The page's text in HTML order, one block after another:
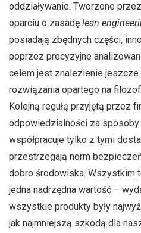
oddziaływanie. Tworzone
oparciu o zasadę lean
posiadają zbędnych części,
poprzez precyzyjne
celem jest znalezienie
rozwiązania opartego na
Kolejną regułą przyjętą przez
odpowiedzialności za
współpracuje tylko z tymi
przestrzegają norm
dobro środowiska. Wszystkim
jedna nadrzędna wartość –
wszystkie produkty były
jak najmniejszą szkodą dla